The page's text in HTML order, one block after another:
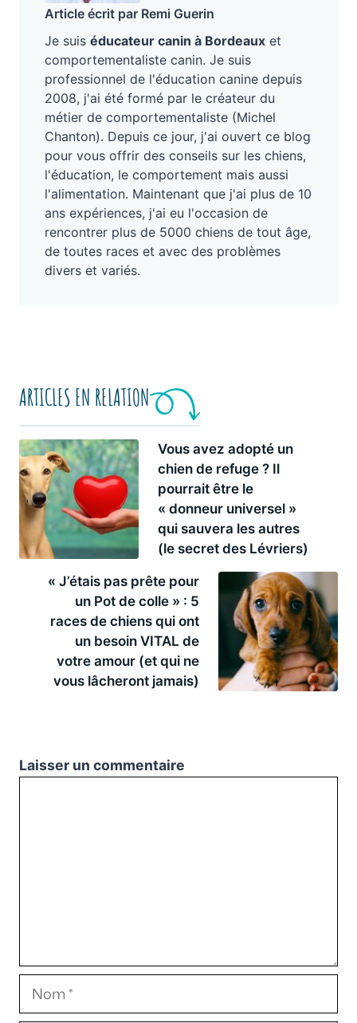
Article écrit par Remi Guerin
Je suis éducateur canin à Bordeaux et
comportementaliste canin. Je suis
professionnel de l'éducation canine depuis
2008, j'ai été formé par le créateur du
métier de comportementaliste (Michel
Chanton). Depuis ce jour, j'ai ouvert ce blog
pour vous offrir des conseils sur les chiens,
l'éducation, le comportement mais aussi
l'alimentation. Maintenant que j'ai plus de 10
ans expériences, j'ai eu l'occasion de
rencontrer plus de 5000 chiens de tout âge,
de toutes races et avec des problèmes
divers et variés.
ARTICLES EN RELATION
Vous avez adopté un
chien de refuge ? Il
pourrait être le
« donneur universel »
qui sauvera les autres
(le secret des Lévriers)
« J’étais pas prête pour
un Pot de colle » : 5
races de chiens qui ont
un besoin VITAL de
votre amour (et qui ne
vous lâcheront jamais)
Laisser un commentaire
Nom